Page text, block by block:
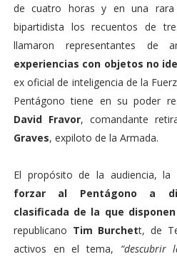
de cuatro horas y en una rara
bipartidista los recuentos de
llamaron representantes de
experiencias con objetos no
ex oficial de inteligencia de la
Pentágono tiene en su poder
David Fravor, comandante
Graves, expiloto de la Armada.
El propósito de la audiencia,
forzar al Pentágono a
clasificada de la que disponen
republicano Tim Burchett, de
activos en el tema, “descubrir